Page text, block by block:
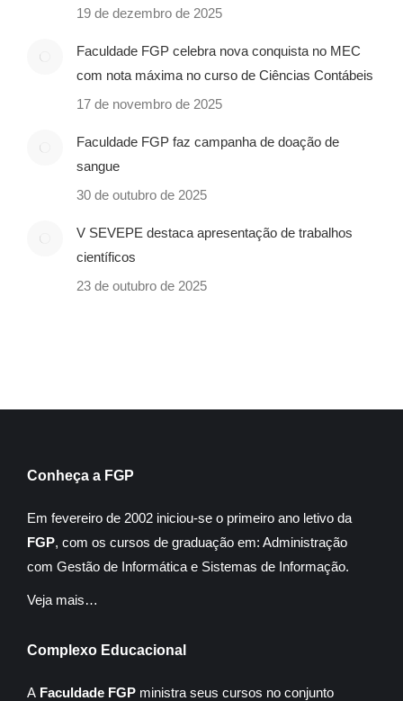
19 de dezembro de 2025
Faculdade FGP celebra nova conquista no MEC
com nota máxima no curso de Ciências Contábeis
17 de novembro de 2025
Faculdade FGP faz campanha de doação de
sangue
30 de outubro de 2025
V SEVEPE destaca apresentação de trabalhos
científicos
23 de outubro de 2025
Conheça a FGP
Em fevereiro de 2002 iniciou-se o primeiro ano letivo da
FGP, com os cursos de graduação em: Administração
com Gestão de Informática e Sistemas de Informação.
Veja mais…
Complexo Educacional
A Faculdade FGP ministra seus cursos no conjunto